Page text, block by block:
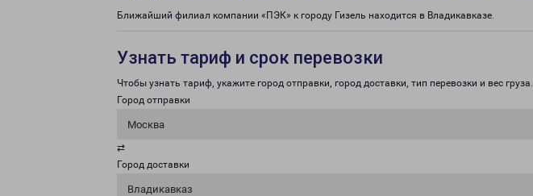
Ближайший филиал компании «ПЭК» к городу Гизель находится в Владикавказе.
Узнать тариф и срок перевозки
Чтобы узнать тариф, укажите город отправки, город доставки, тип перевозки и вес груза.
Город отправки
Москва
⇄
Город доставки
Владикавказ